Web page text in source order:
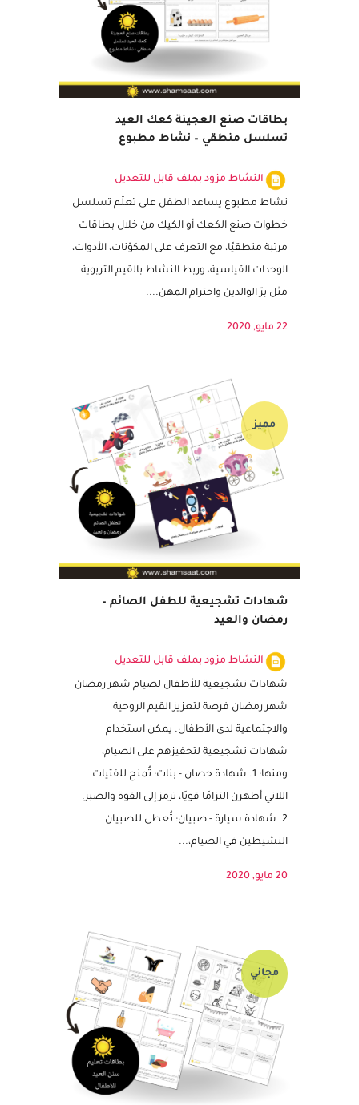
بطاقات صنع العجينة كعك العيد
تسلسل منطقي – نشاط مطبوع
النشاط مزود بملف قابل للتعديل
نشاط مطبوع يساعد الطفل على تعلّم تسلسل
خطوات صنع الكعك أو الكيك من خلال بطاقات
مرتبة منطقيًا، مع التعرف على المكوّنات، الأدوات،
الوحدات القياسية، وربط النشاط بالقيم التربوية
شهادات تشجيعية للطفل الصائم –
رمضان والعيد
مميز
النشاط مزود بملف قابل للتعديل
شهادات تشجيعية للأطفال لصيام شهر رمضان
شهر رمضان فرصة لتعزيز القيم الروحية
والاجتماعية لدى الأطفال. يمكن استخدام
شهادات تشجيعية لتحفيزهم على الصيام،
ومنها: 1. شهادة حصان - بنات: تُمنح للفتيات
اللاتي أظهرن التزامًا قويًا، ترمز إلى القوة والصبر.
2. شهادة سيارة - صبيان: تُعطى للصبيان
مجاني